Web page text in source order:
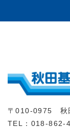
〒010-0975 秋
TEL：018-